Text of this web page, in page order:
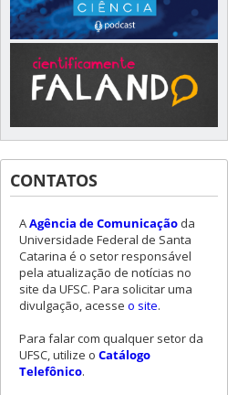
CONTATOS
AAgência de Comunicaçãoda
Universidade Federal de Santa
Catarina é o setor responsável
pela atualização de notícias no
site da UFSC. Para solicitar uma
divulgação, acesse o site.
Para falar com qualquer setor da
UFSC, utilize o Catálogo
Telefônico.